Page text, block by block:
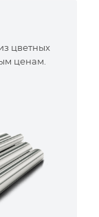
цветных
ценам.